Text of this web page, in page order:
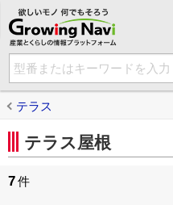
欲しい
テラス
テラス屋根
7件